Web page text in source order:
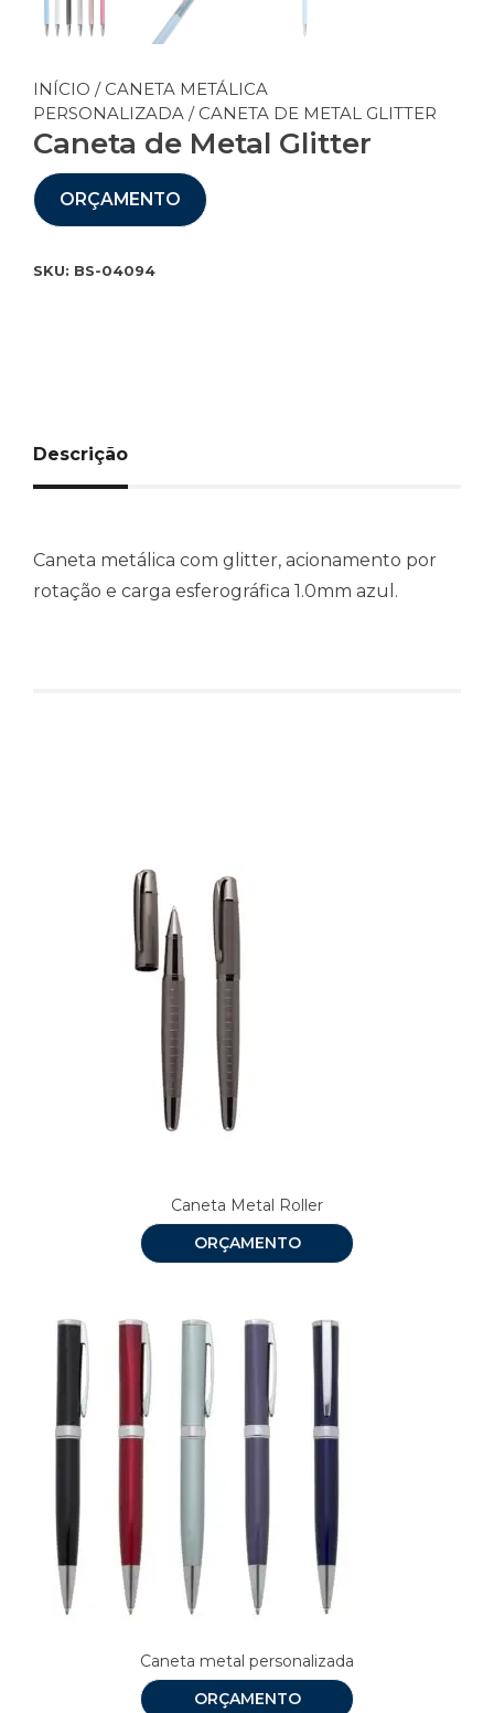
INÍCIO / CANETA METÁLICA
PERSONALIZADA / CANETA DE METAL GLITTER
Caneta de Metal Glitter
ORÇAMENTO
SKU: BS-04094
Descrição
Caneta metálica com glitter, acionamento por
rotação e carga esferográfica 1.0mm azul.
Caneta Metal Roller
ORÇAMENTO
Caneta metal personalizada
ORÇAMENTO